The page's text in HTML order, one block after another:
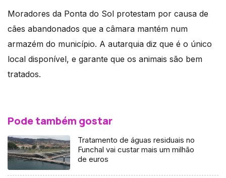
Moradores da Ponta do Sol protestam por causa de
cães abandonados que a câmara mantém num
armazém do município. A autarquia diz que é o único
local disponível, e garante que os animais são bem
tratados.
Pode também gostar
Tratamento de águas residuais no
Funchal vai custar mais um milhão
de euros